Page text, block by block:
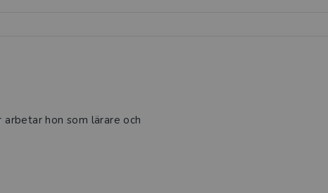
hon som lärare och